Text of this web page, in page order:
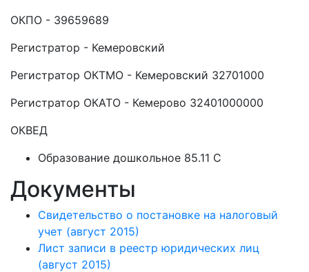
ОКПО - 39659689
Регистратор - Кемеровский
Регистратор ОКТМО - Кемеровский 32701000
Регистратор ОКАТО - Кемерово 32401000000
ОКВЕД
Образование дошкольное 85.11 C
Документы
Свидетельство о постановке на налоговый
учет (август 2015)
Лист записи в реестр юридических лиц
(август 2015)